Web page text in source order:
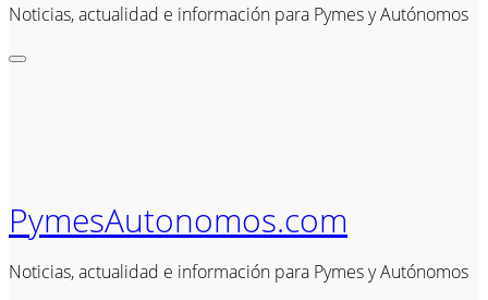
Noticias, actualidad e información para Pymes y Autónomos
PymesAutonomos.com
Noticias, actualidad e información para Pymes y Autónomos